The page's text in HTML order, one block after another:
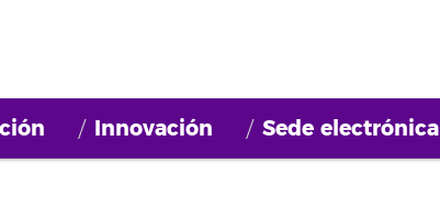
Innovación Sede electrónica